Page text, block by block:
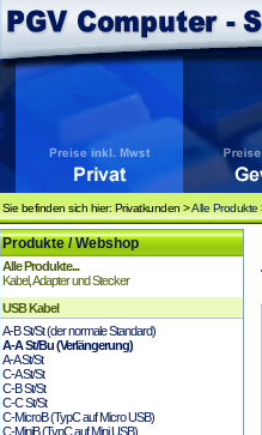
Sie befinden sich hier: Privatkunden >Alle Produkte
Produkte / Webshop
Alle Produkte...
Kabel, Adapter und Stecker
USB Kabel
A-B St/St (der normale Standard)
A-A St/Bu (Verlängerung)
A-A St/St
C-A St/St
C-B St/St
C-C St/St
C-MicroB (TypC auf Micro USB)
C-MiniB (TypC auf Mini USB)